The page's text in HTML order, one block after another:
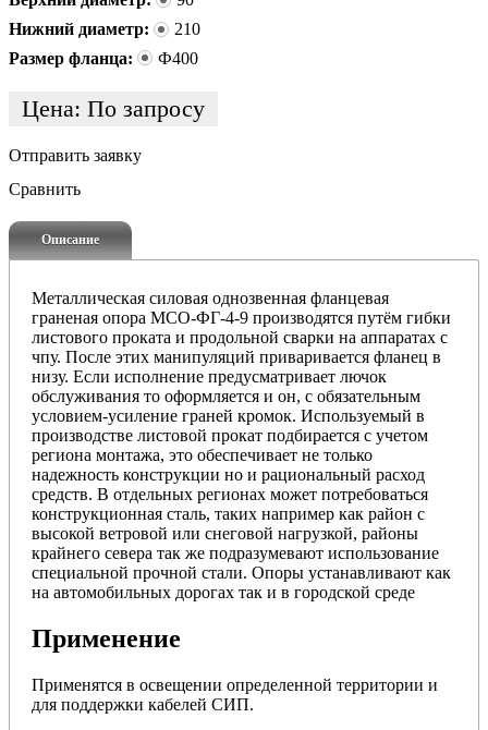
Нижний диаметр:
210
Размер фланца:
Ф400
Цена: По запросу
Отправить заявку
Сравнить
Описание
Металлическая силовая однозвенная фланцевая
граненая опора МСО-ФГ-4-9 производятся путём гибки
листового проката и продольной сварки на аппаратах с
чпу. После этих манипуляций приваривается фланец в
низу. Если исполнение предусматривает лючок
обслуживания то оформляется и он, с обязательным
условием-усиление граней кромок. Используемый в
производстве листовой прокат подбирается с учетом
региона монтажа, это обеспечивает не только
надежность конструкции но и рациональный расход
средств. В отдельных регионах может потребоваться
конструкционная сталь, таких например как район с
высокой ветровой или снеговой нагрузкой, районы
крайнего севера так же подразумевают использование
специальной прочной стали. Опоры устанавливают как
на автомобильных дорогах так и в городской среде
Применение
Применятся в освещении определенной территории и
для поддержки кабелей СИП.